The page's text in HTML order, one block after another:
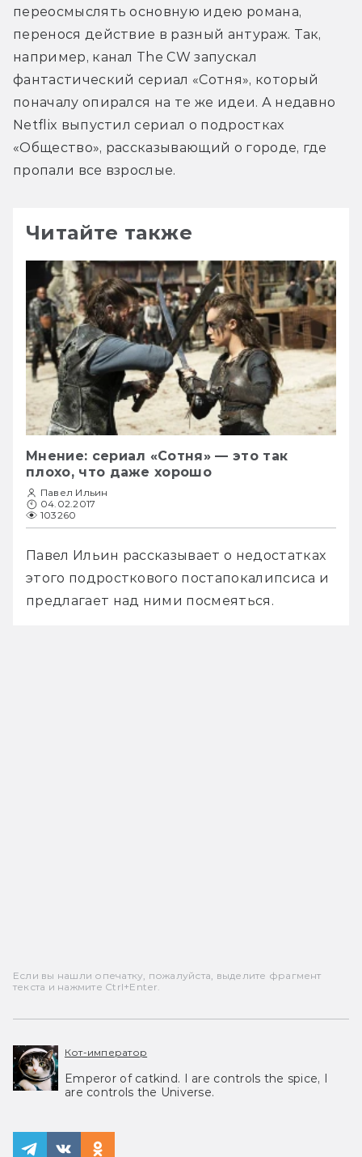
переосмыслять основную идею романа,
перенося действие в разный антураж. Так,
например, канал The CW запускал
фантастический сериал «Сотня», который
поначалу опирался на те же идеи. А недавно
Netflix выпустил сериал о подростках
«Общество», рассказывающий о городе, где
пропали все взрослые.
Читайте также
Мнение: сериал «Сотня» — это так
плохо, что даже хорошо
Павел Ильин
04.02.2017
103260
Павел Ильин рассказывает о недостатках
этого подросткового постапокалипсиса и
предлагает над ними посмеяться.
Если вы нашли опечатку, пожалуйста, выделите фрагмент
текста и нажмите Ctrl+Enter.
Кот-император
Emperor of catkind. I are controls the spice, I
are controls the Universe.